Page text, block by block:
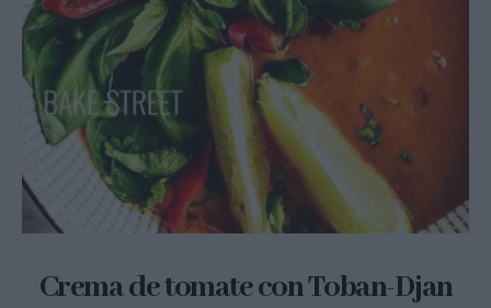
Crema de tomate con Toban-Djan